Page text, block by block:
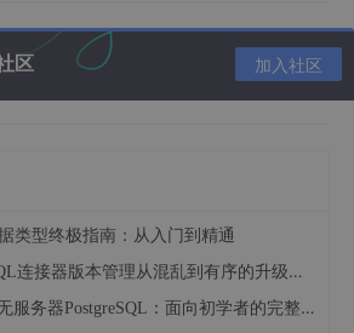
区 加入社区
类型终极指南：从入门到精通
接器版本管理从混乱到有序的升级之路
务器PostgreSQL：面向初学者的完整指南